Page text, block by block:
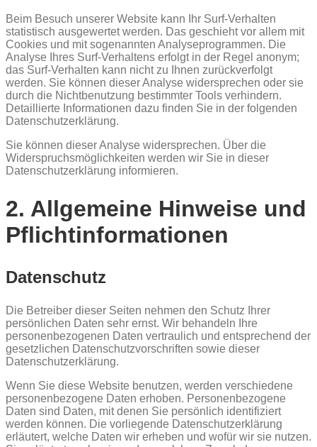
Beim Besuch unserer Website kann Ihr Surf-Verhalten
statistisch ausgewertet werden. Das geschieht vor allem mit
Cookies und mit sogenannten Analyseprogrammen. Die
Analyse Ihres Surf-Verhaltens erfolgt in der Regel anonym;
das Surf-Verhalten kann nicht zu Ihnen zurückverfolgt
werden. Sie können dieser Analyse widersprechen oder sie
durch die Nichtbenutzung bestimmter Tools verhindern.
Detaillierte Informationen dazu finden Sie in der folgenden
Datenschutzerklärung.
Sie können dieser Analyse widersprechen. Über die
Widerspruchsmöglichkeiten werden wir Sie in dieser
Datenschutzerklärung informieren.
2. Allgemeine Hinweise und
Pflichtinformationen
Datenschutz
Die Betreiber dieser Seiten nehmen den Schutz Ihrer
persönlichen Daten sehr ernst. Wir behandeln Ihre
personenbezogenen Daten vertraulich und entsprechend der
gesetzlichen Datenschutzvorschriften sowie dieser
Datenschutzerklärung.
Wenn Sie diese Website benutzen, werden verschiedene
personenbezogene Daten erhoben. Personenbezogene
Daten sind Daten, mit denen Sie persönlich identifiziert
werden können. Die vorliegende Datenschutzerklärung
erläutert, welche Daten wir erheben und wofür wir sie nutzen.